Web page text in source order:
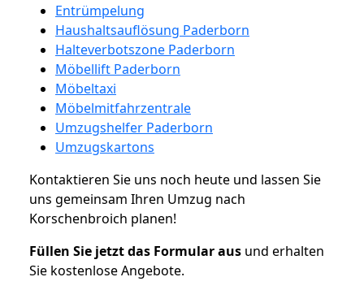
Entrümpelung
Haushaltsauflösung Paderborn
Halteverbotszone Paderborn
Möbellift Paderborn
Möbeltaxi
Möbelmitfahrzentrale
Umzugshelfer Paderborn
Umzugskartons
Kontaktieren Sie uns noch heute und lassen Sie
uns gemeinsam Ihren Umzug nach
Korschenbroich planen!
Füllen Sie jetzt das Formular aus und erhalten
Sie kostenlose Angebote.